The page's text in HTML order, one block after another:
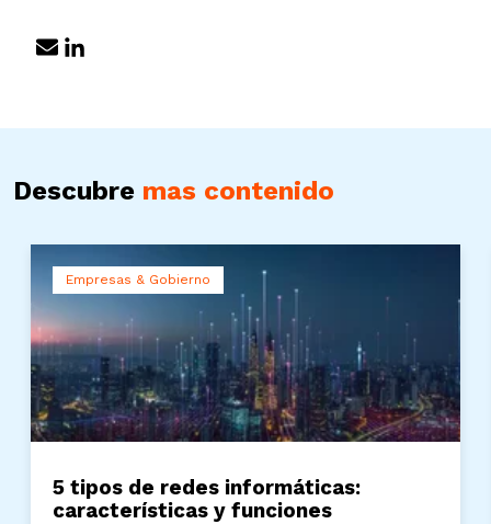
Descubre mas contenido
Empresas & Gobierno
5 tipos de redes informáticas:
características y funciones